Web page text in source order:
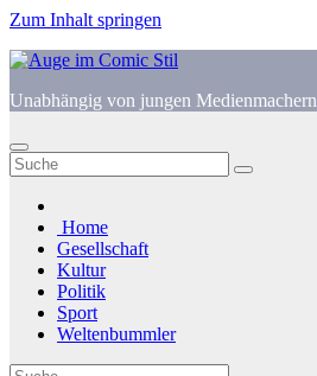
Zum Inhalt springen
Unabhängig von jungen Medienmachern
Home
Gesellschaft
Kultur
Politik
Sport
Weltenbummler